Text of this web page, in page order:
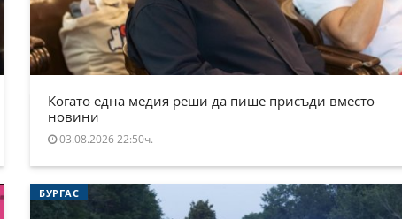
Когато една медия реши да пише присъди вместо
новини
03.08.2026 22:50ч.
БУРГАС